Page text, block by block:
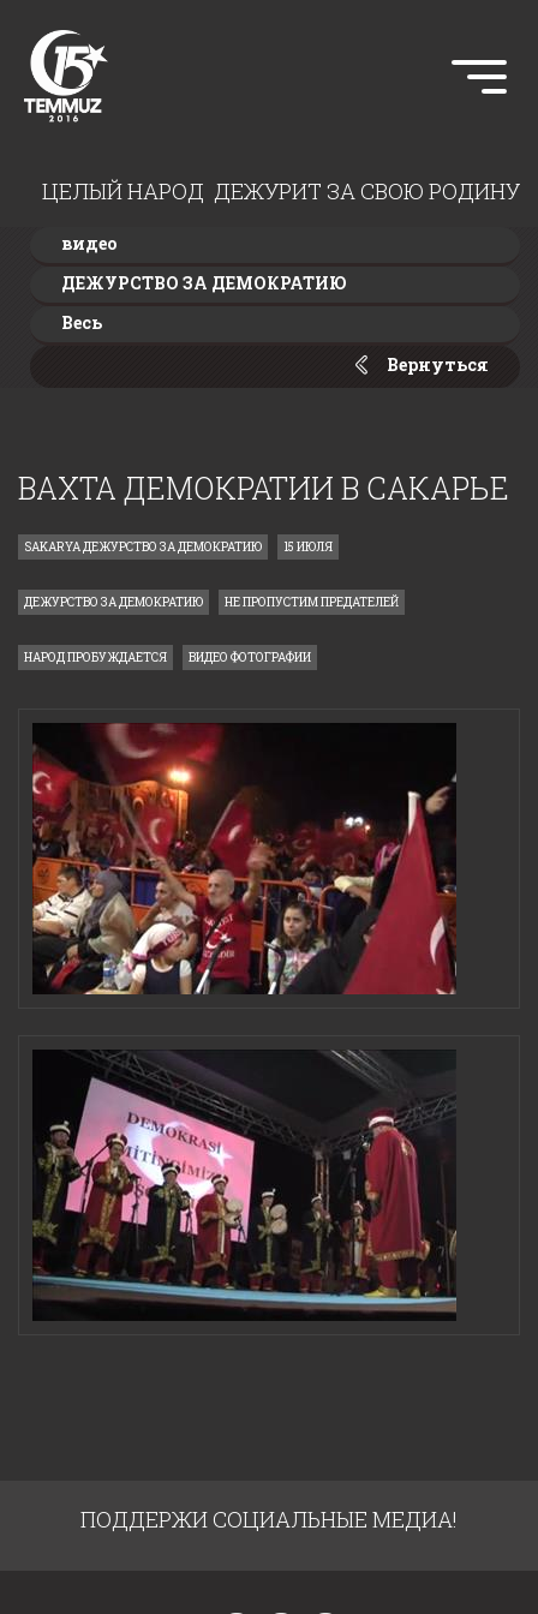
ЦЕЛЫЙ НАРОД ДЕЖУРИТ ЗА СВОЮ РОДИНУ
видео
ДЕЖУРСТВО ЗА ДЕМОКРАТИЮ
Весь
Вернуться
ВАХТА ДЕМОКРАТИИ В САКАРЬЕ
SAKARYA ДЕЖУРСТВО ЗА ДЕМОКРАТИЮ 15 ИЮЛЯ
ДЕЖУРСТВО ЗА ДЕМОКРАТИЮ НЕ ПРОПУСТИМ ПРЕДАТЕЛЕЙ
НАРОД ПРОБУЖДАЕТСЯ ВИДЕО ФОТОГРАФИИ
ПОДДЕРЖИ СОЦИАЛЬНЫЕ МЕДИА!